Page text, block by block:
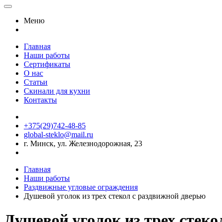
Меню
Главная
Наши работы
Сертификаты
О нас
Статьи
Скинали для кухни
Контакты
+375(29)742-48-85
global-steklo@mail.ru
г. Минск, ул. Железнодорожная, 23
Главная
Наши работы
Раздвижные угловые ограждения
Душевой уголок из трех стекол с раздвижной дверью